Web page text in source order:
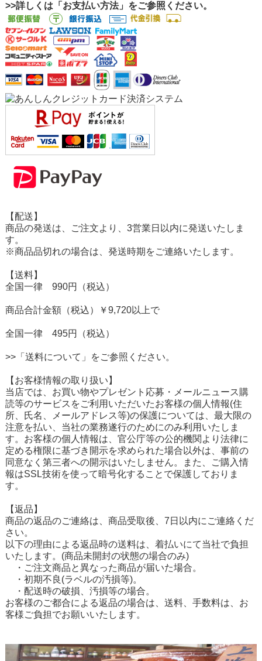
>>詳しくは「お支払い方法」をご参照ください。
【配送】
商品の発送は、ご注文より、3営業日以内に発送いたしま
す。
※商品品切れの場合は、発送時期をご連絡いたします。
【送料】
全国一律 990円（税込）
商品合計金額（税込）￥9,720以上で
全国一律 495円（税込）
>>「送料について」をご参照ください。
【お客様情報の取り扱い】
当店では、お買い物やプレゼント応募・メールニュース購
読等のサービスをご利用いただいたお客様の個人情報(住
所、氏名、メールアドレス等)の保護については、最大限の
注意を払い、当社の業務遂行のためにのみ利用いたしま
す。お客様の個人情報は、官公庁等の公的機関より法律に
定める権限に基づき開示を求められた場合以外は、事前の
同意なく第三者への開示はいたしません。また、ご購入情
報はSSL技術を使って暗号化することで保護しておりま
す。
【返品】
商品の返品のご連絡は、商品受取後、7日以内にご連絡くだ
さい。
以下の理由による返品時の送料は、着払いにて当社で負担
いたします。(商品未開封の状態の場合のみ)
・ご注文商品と異なった商品が届いた場合。
・初期不良(ラベルの汚損等)。
・配送時の破損、汚損等の場合。
お客様のご都合による返品の場合は、送料、手数料は、お
客様ご負担でお願いいたします。